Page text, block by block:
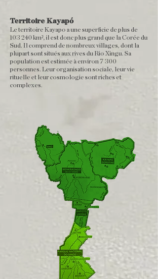
Territoire Kayapó
Le territoire Kayapo a une superficie de plus de
103 240 km², il est donc plus grand que la Corée du
Sud. Il comprend de nombreux villages, dont la
plupart sont situés aux rives du Rio Xingu. Sa
population est estimée à environ 7 300
personnes. Leur organisation sociale, leur vie
rituelle et leur cosmologie sont riches et
complexes.